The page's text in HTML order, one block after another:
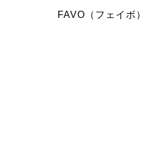
FAVO（フェイボ）